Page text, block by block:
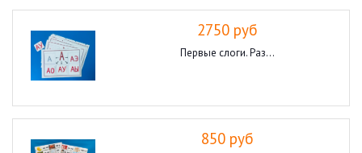
2750 руб
Первые слоги. Раз...
850 руб